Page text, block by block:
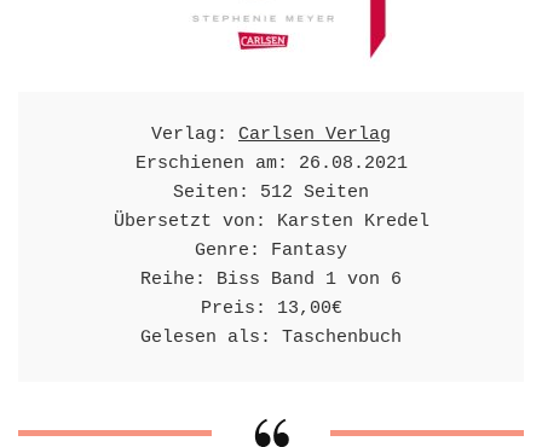
Verlag: Carlsen Verlag
Erschienen am: 26.08.2021
Seiten: 512 Seiten
Übersetzt von: Karsten Kredel
Genre: Fantasy
Reihe: Biss Band 1 von 6
Preis: 13,00€
Gelesen als: Taschenbuch